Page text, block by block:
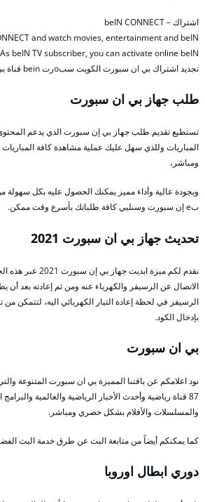
اشتراك – beIN CONNECT
and watch movies, entertainment and beIN
beIN TV subscriber, you can activate online beIN
تجديد اشتراك بي ان سبورت الكويت سبoرت bein قناة بي ان سبورت.
طلب جهاز بي ان سبورت
تستطيع تقديم طلب جهاز بي إن سبورت الذي يدعم
المباريات وللذي سهل عليك عملية مشاهدة كافة
ومباشر،
وبجودة عالية وأداء مميز يمكنك الحصول عليه بكل سهولة
بe إن سبورت وسنلبي كافة طلباتك بأسرع وقت ممكن.
تحديث جهاز بي ان سبورت 2021
نقدم لكم ميزة ابديت
الاتصال عن الرسيفر والكهرباء عنه ومن ثم إعادته بعد أن
الرسيفر في لحظة إعادة التيار الكهربائي اليه، لتتمكن من
بإدخال الكود.
بي ان سبورت
نود اعلامكم عن باقتنا المميزة بي ان سبورت المتنوعة
87 قناة رياضية وأحدث الأخبار الرياضية والعالمية
والمسلسلات والأفلام بشكل حصري ومباشر.
كما يمكنكم أيضاً من متابعة البث عن طرق خدمة البث
دوري ابطال اوروبا